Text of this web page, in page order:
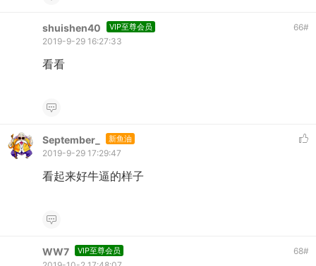
shuishen40 VIP至尊会员 66#
2019-9-29 16:27:33
看看
September_ 新鱼油
2019-9-29 17:29:47
看起来好牛逼的样子
WW7 VIP至尊会员 68#